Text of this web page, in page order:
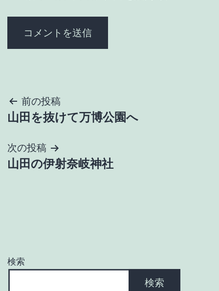
投
稿
ナ
ビ
ョ
前の投稿
山田を抜けて万博公園へ
次の投稿
山田の伊射奈岐神社
検索
検索